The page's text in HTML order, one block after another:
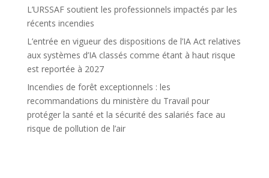
L’URSSAF soutient les professionnels impactés par les
récents incendies
L’entrée en vigueur des dispositions de l’IA Act relatives
aux systèmes d’IA classés comme étant à haut risque
est reportée à 2027
Incendies de forêt exceptionnels : les
recommandations du ministère du Travail pour
protéger la santé et la sécurité des salariés face au
risque de pollution de l’air